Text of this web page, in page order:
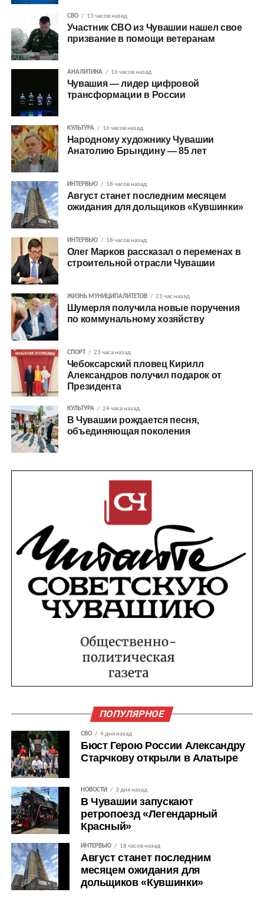
СВО 13 часов назад
Участник СВО из Чувашии нашел свое
призвание в помощи ветеранам
АНАЛИТИКА 16 часов назад
Чувашия — лидер цифровой
трансформации в России
КУЛЬТУРА 16 часов назад
Народному художнику Чувашии
Анатолию Брындину — 85 лет
ИНТЕРВЬЮ 18 часов назад
Август станет последним месяцем
ожидания для дольщиков «Кувшинки»
ИНТЕРВЬЮ 18 часов назад
Олег Марков рассказал о переменах в
строительной отрасли Чувашии
ЖИЗНЬ МУНИЦИПАЛИТЕТОВ 21 час назад
Шумерля получила новые поручения
по коммунальному хозяйству
СПОРТ 23 часа назад
Чебоксарский пловец Кирилл
Александров получил подарок от
Президента
КУЛЬТУРА 24 часа назад
В Чувашии рождается песня,
объединяющая поколения
ПОПУЛЯРНОЕ
СВО 4 дня назад
Бюст Герою России Александру
Старчкову открыли в Алатыре
НОВОСТИ 3 дня назад
В Чувашии запускают
ретропоезд «Легендарный
Красный»
ИНТЕРВЬЮ 18 часов назад
Август станет последним
месяцем ожидания для
дольщиков «Кувшинки»